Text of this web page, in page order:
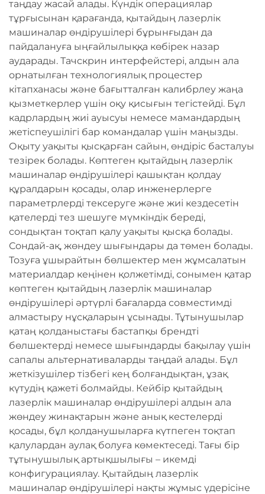
таңдау жасай алады. Күндік операциялар
тұрғысынан қарағанда, қытайдың лазерлік
машиналар өндірушілері бұрынғыдан да
пайдалануға ыңғайлылыққа көбірек назар
аударады. Тачскрин интерфейстері, алдын ала
орнатылған технологиялық процестер
кітапханасы және бағытталған калибрлеу жаңа
қызметкерлер үшін оқу қисығын тегістейді. Бұл
кадрлардың жиі ауысуы немесе мамандардың
жетіспеушілігі бар командалар үшін маңызды.
Оқыту уақыты қысқарған сайын, өндіріс басталуы
тезірек болады. Көптеген қытайдың лазерлік
машиналар өндірушілері қашықтан қолдау
құралдарын қосады, олар инженерлерге
параметрлерді тексеруге және жиі кездесетін
қателерді тез шешуге мүмкіндік береді,
сондықтан тоқтап қалу уақыты қысқа болады.
Сондай-ақ, жөндеу шығындары да төмен болады.
Тозуға ұшырайтын бөлшектер мен жұмсалатын
материалдар кеңінен қолжетімді, сонымен қатар
көптеген қытайдың лазерлік машиналар
өндірушілері әртүрлі бағаларда совместимді
алмастыру нұсқаларын ұсынады. Тұтынушылар
қатаң қолданыстағы бастапқы брендті
бөлшектерді немесе шығындарды бақылау үшін
сапалы альтернативаларды таңдай алады. Бұл
жеткізушілер тізбегі кең болғандықтан, ұзақ
күтудің қажеті болмайды. Кейбір қытайдың
лазерлік машиналар өндірушілері алдын ала
жөндеу жинақтарын және анық кестелерді
қосады, бұл қолданушыларға күтпеген тоқтап
қалулардан аулақ болуға көмектеседі. Тағы бір
тұтынушылық артықшылығы – икемді
конфигурациялау. Қытайдың лазерлік
машиналар өндірушілері нақты жұмыс үдерісіне